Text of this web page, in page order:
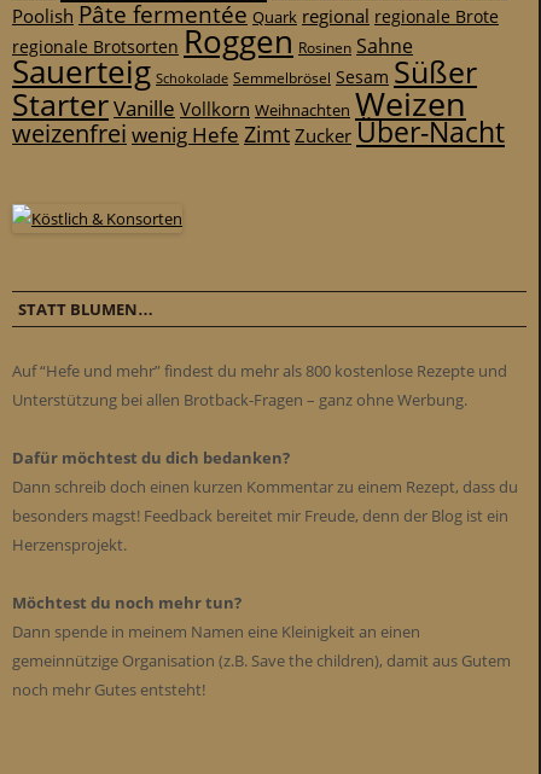
Poolish Pâte fermentée Quark regional regionale Brote
regionale Brotsorten Roggen Rosinen Sahne
Sauerteig Schokolade Semmelbrösel Sesam Süßer
StarterVanille Vollkorn Weihnachten Weizen
weizenfrei wenig Hefe ZimtZuckerÜber-Nacht
STATT BLUMEN…
Auf “Hefe und mehr” findest du mehr als 800 kostenlose Rezepte und
Unterstützung bei allen Brotback-Fragen – ganz ohne Werbung.
Dafür möchtest du dich bedanken?
Dann schreib doch einen kurzen Kommentar zu einem Rezept, dass du
besonders magst! Feedback bereitet mir Freude, denn der Blog ist ein
Herzensprojekt.
Möchtest du noch mehr tun?
Dann spende in meinem Namen eine Kleinigkeit an einen
gemeinnützige Organisation (z.B. Save the children), damit aus Gutem
noch mehr Gutes entsteht!